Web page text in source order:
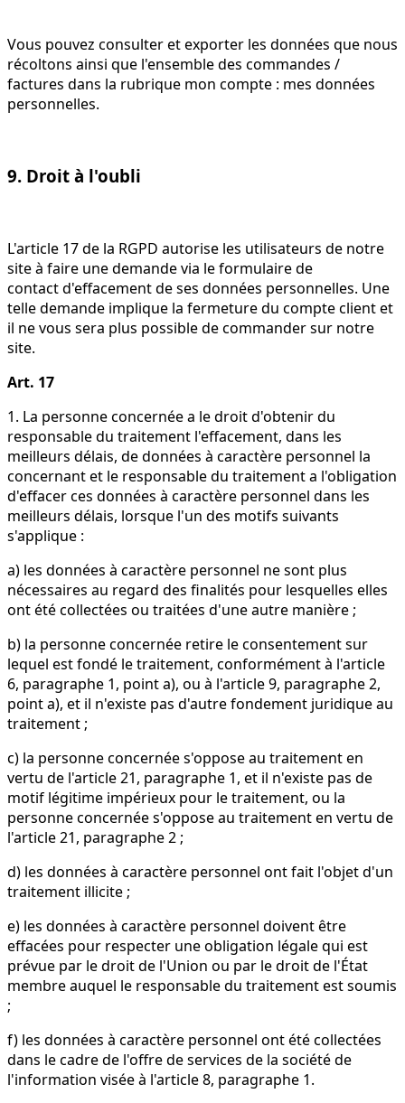
Vous pouvez consulter et exporter les données que nous
récoltons ainsi que l'ensemble des commandes /
factures dans la rubrique mon compte : mes données
personnelles.
9. Droit à l'oubli
L'article 17 de la RGPD autorise les utilisateurs de notre
site à faire une demande via le formulaire de
contact d'effacement de ses données personnelles. Une
telle demande implique la fermeture du compte client et
il ne vous sera plus possible de commander sur notre
site.
Art. 17
1. La personne concernée a le droit d'obtenir du
responsable du traitement l'effacement, dans les
meilleurs délais, de données à caractère personnel la
concernant et le responsable du traitement a l'obligation
d'effacer ces données à caractère personnel dans les
meilleurs délais, lorsque l'un des motifs suivants
s'applique :
a) les données à caractère personnel ne sont plus
nécessaires au regard des finalités pour lesquelles elles
ont été collectées ou traitées d'une autre manière ;
b) la personne concernée retire le consentement sur
lequel est fondé le traitement, conformément à l'article
6, paragraphe 1, point a), ou à l'article 9, paragraphe 2,
point a), et il n'existe pas d'autre fondement juridique au
traitement ;
c) la personne concernée s'oppose au traitement en
vertu de l'article 21, paragraphe 1, et il n'existe pas de
motif légitime impérieux pour le traitement, ou la
personne concernée s'oppose au traitement en vertu de
l'article 21, paragraphe 2 ;
d) les données à caractère personnel ont fait l'objet d'un
traitement illicite ;
e) les données à caractère personnel doivent être
effacées pour respecter une obligation légale qui est
prévue par le droit de l'Union ou par le droit de l'État
membre auquel le responsable du traitement est soumis
;
f) les données à caractère personnel ont été collectées
dans le cadre de l'offre de services de la société de
l'information visée à l'article 8, paragraphe 1.